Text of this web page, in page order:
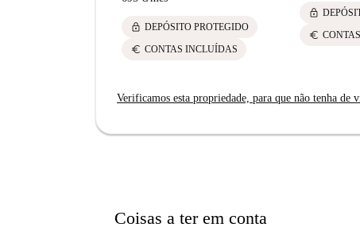
lock DEPÓSITO PROTEGIDO
euro CONTAS INCLUÍDAS
lock
euro
Verificamos esta propriedade, para que não tenha de
Coisas a ter em conta